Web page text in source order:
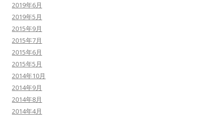
2019年6月
2019年5月
2015年9月
2015年7月
2015年6月
2015年5月
2014年10月
2014年9月
2014年8月
2014年4月